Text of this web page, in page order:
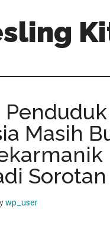
Penduduk
Masih
Sorotan
wp_user